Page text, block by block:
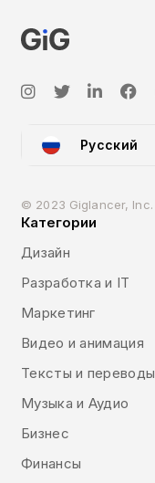
Русский
© 2023 Giglancer, Inc.
Категории
Дизайн
Разработка и IT
Маркетинг
Видео и анимация
Тексты и переводы
Музыка и Аудио
Бизнес
Финансы